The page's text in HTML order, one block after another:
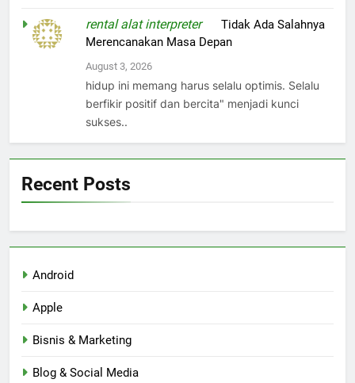
rental alat interpreteronTidak Ada Salahnya
Merencanakan Masa Depan
August 3, 2026
hidup ini memang harus selalu optimis. Selalu
berfikir positif dan bercita" menjadi kunci
sukses..
Recent Posts
Android
Apple
Bisnis & Marketing
Blog & Social Media